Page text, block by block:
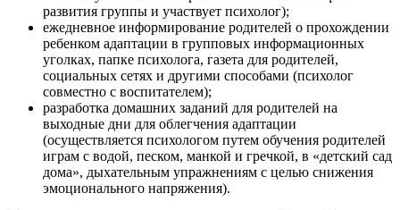
развития группы и участвует психолог);
ежедневное информирование родителей о прохождении
ребенком адаптации в групповых информационных
уголках, папке психолога, газета для родителей,
социальных сетях и другими способами (психолог
совместно с воспитателем);
разработка домашних заданий для родителей на
выходные дни для облегчения адаптации
(осуществляется психологом путем обучения родителей
играм с водой, песком, манкой и гречкой, в «детский сад
дома», дыхательным упражнениям с целью снижения
эмоционального напряжения).